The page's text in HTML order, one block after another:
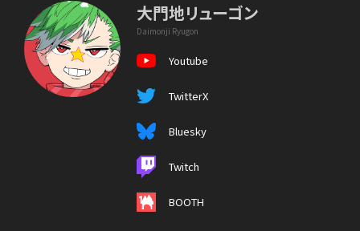
大門地リューゴン
Daimonji Ryugon
Youtube
TwitterX
Bluesky
Twitch
BOOTH